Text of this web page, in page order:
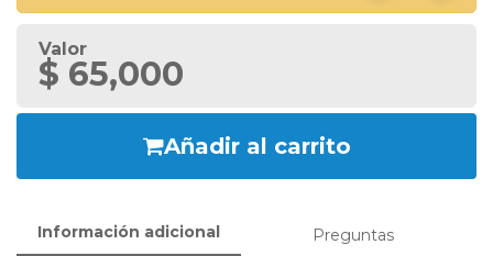
Valor
$ 65,000
Añadir al carrito
Información adicional Preguntas